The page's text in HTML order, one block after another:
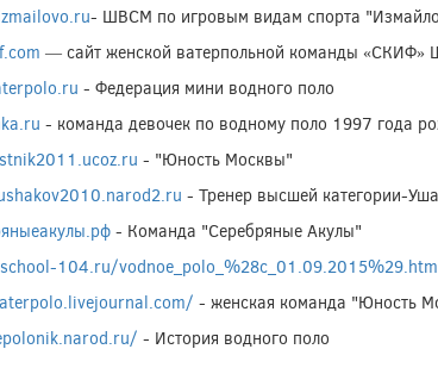
- ШВСМ по игровым видам спорта
— сайт женской ватерпольной команды «СКИФ»
- Федерация мини водного поло
- команда девочек по водному поло 1997 года
- "Юность Москвы"
- Тренер высшей категории-
- Команда "Серебряные Акулы"
104.ru/
- женская команда "Юность
- История водного поло